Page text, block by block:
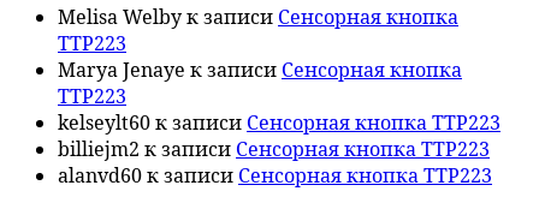
Melisa Welbyк записи Сенсорная кнопка
TTP223
Marya Jenaye к записи Сенсорная кнопка
TTP223
kelseylt60к записи Сенсорная кнопка TTP223
billiejm2 к записи Сенсорная кнопка TTP223
alanvd60к записи Сенсорная кнопка TTP223